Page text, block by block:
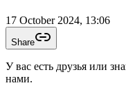
17 October 2024, 13:06
Share
У вас есть друзья или
нами.